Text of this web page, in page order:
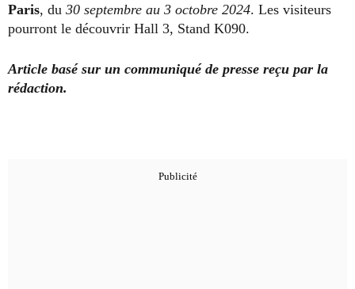
Paris, du 30 septembre au 3 octobre 2024. Les visiteurs
pourront le découvrir Hall 3, Stand K090.
Article basé sur un communiqué de presse reçu par la
rédaction.